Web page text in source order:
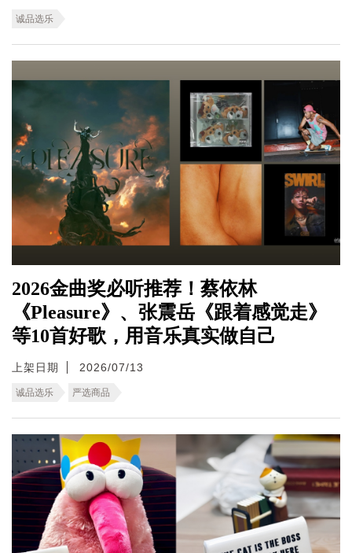
诚品选乐
2026金曲奖必听推荐！蔡依林
《Pleasure》、张震岳《跟着感觉走》
等10首好歌，用音乐真实做自己
上架日期 2026/07/13
诚品选乐 严选商品